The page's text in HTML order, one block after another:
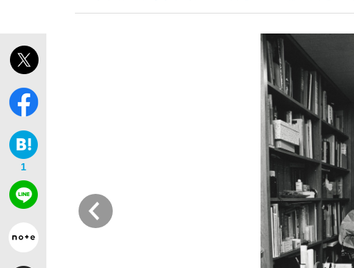
「敗因分析は一切聞かれなかった」侍ジャパン選手
「目標達成できなかったからと言って…」サッカ
1